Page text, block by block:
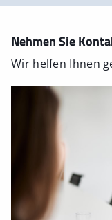
Nehmen Sie
Wir helfen Ihnen